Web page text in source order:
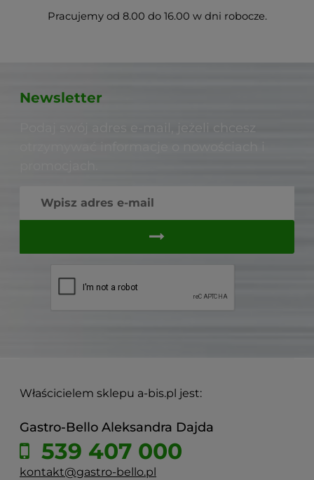
Pracujemy od 8.00 do 16.00 w dni robocze.
Newsletter
Podaj swój adres e-mail, jeżeli chcesz
Właścicielem sklepu a-bis.pl jest:
Gastro-Bello Aleksandra Dajda
539 407 000
kontakt@gastro-bello.pl